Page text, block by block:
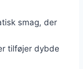
smag, der
tilføjer dybde